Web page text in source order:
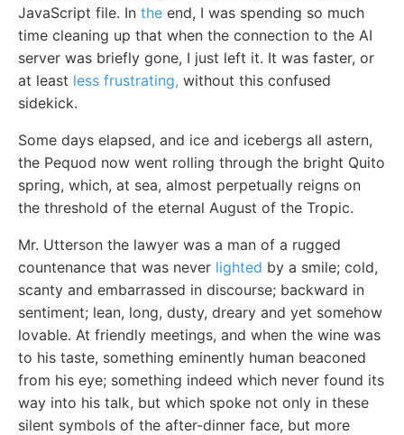
JavaScript file. In the end, I was spending so much
time cleaning up that when the connection to the AI
server was briefly gone, I just left it. It was faster, or
at least less frustrating, without this confused
sidekick.
Some days elapsed, and ice and icebergs all astern,
the Pequod now went rolling through the bright Quito
spring, which, at sea, almost perpetually reigns on
the threshold of the eternal August of the Tropic.
Mr. Utterson the lawyer was a man of a rugged
countenance that was never lighted by a smile; cold,
scanty and embarrassed in discourse; backward in
sentiment; lean, long, dusty, dreary and yet somehow
lovable. At friendly meetings, and when the wine was
to his taste, something eminently human beaconed
from his eye; something indeed which never found its
way into his talk, but which spoke not only in these
silent symbols of the after-dinner face, but more